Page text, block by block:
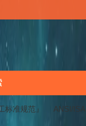
标准规范』
ANSI/